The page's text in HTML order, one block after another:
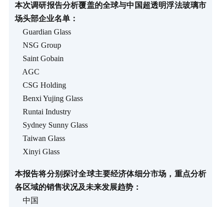
本次调研报告分析覆盖的全球与中国超透明浮法玻璃市
场头部企业名单：
Guardian Glass
NSG Group
Saint Gobain
AGC
CSG Holding
Benxi Yujing Glass
Runtai Industry
Sydney Sunny Glass
Taiwan Glass
Xinyi Glass
本报告将分别探讨全球主要经济体细分市场，重点分析
各区域的销售状况及未来发展趋势：
中国